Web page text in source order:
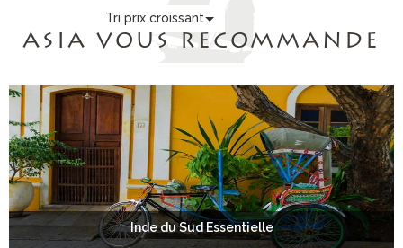
Tri prix croissant
ASIA VOUS RECOMMANDE
Inde du Sud Essentielle